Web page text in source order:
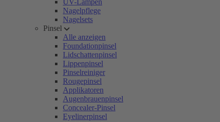
UV-Lampen
Nagelpflege
Nagelsets
Pinsel
Alle anzeigen
Foundationpinsel
Lidschattenpinsel
Lippenpinsel
Pinselreiniger
Rougepinsel
Applikatoren
Augenbrauenpinsel
Concealer-Pinsel
Eyelinerpinsel